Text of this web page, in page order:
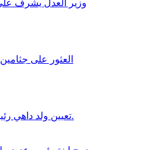
وزير العدل يشرف
العثور على
تعيين ولد داهي رئيسًا للجنة الوطنية لحقوق الإنسان.